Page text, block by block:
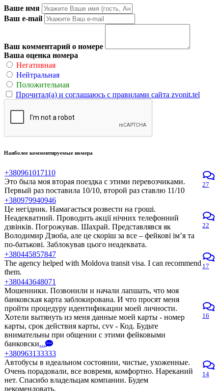
Ваше имя
Ваш e-mail
Ваш комментарий о номере
Ваша оценка номера
Негативная
Нейтральная
Положительная
Прочитал(а) и соглашаюсь с правилами сайта zvonit.tel
Наиболее комментируемые номера
+380961017110
Это была моя вторая поездка с этими перевозчиками.
Первый раз поставила 10/10, второй раз ставлю 11/10
27
+380979940946
Це негідник. Намагається розвести на гроші.
Неадекватний. Проводить акції нічних телефонний
дзвінків. Погрожував. Шахрай. Представлявся як
Володимир Дзюба, але це скоріш за все – фейкові ім’я та
по-батькові. Заблокував цього неадеквата.
22
+380445857847
The agency helped with Moldova transit visa. I can recommend
them.
17
+380443648071
Мошенники. Позвонили и начали лапшать, что моя
банковская карта заблокирована. И что просят меня
пройти процедуру идентификации моей личности.
Хотели вытянуть из меня данные моей карты - номер
карты, срок действия карты, cvv - Код. Будьте
внимательны при общении с этими фейковыми
банковски...
16
+380963133333
Автобусы в идеальном состоянии, чистые, ухоженные.
Очень порадовали, все вовремя, комфортно. Нареканий
нет. Спасибо владельцам компании. Будем
рекомендовать.
14